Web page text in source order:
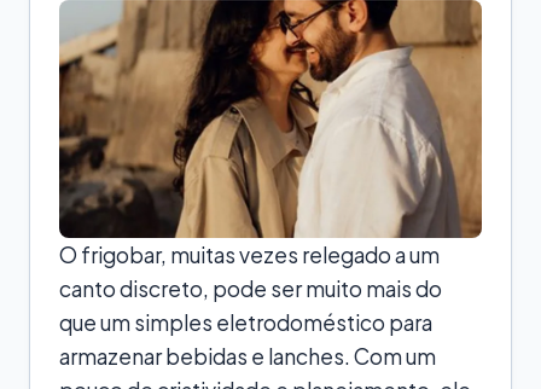
O frigobar, muitas vezes relegado a um
canto discreto, pode ser muito mais do
que um simples eletrodoméstico para
armazenar bebidas e lanches. Com um